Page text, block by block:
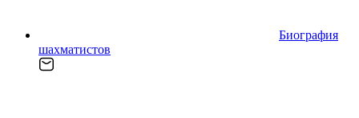
Биография
шахматистов